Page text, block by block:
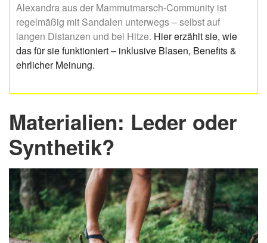
Alexandra aus der Mammutmarsch-Community ist
regelmäßig mit Sandalen unterwegs – selbst auf
langen Distanzen und bei Hitze. Hier erzählt sie, wie
das für sie funktioniert – inklusive Blasen, Benefits &
ehrlicher Meinung.
Materialien: Leder oder
Synthetik?